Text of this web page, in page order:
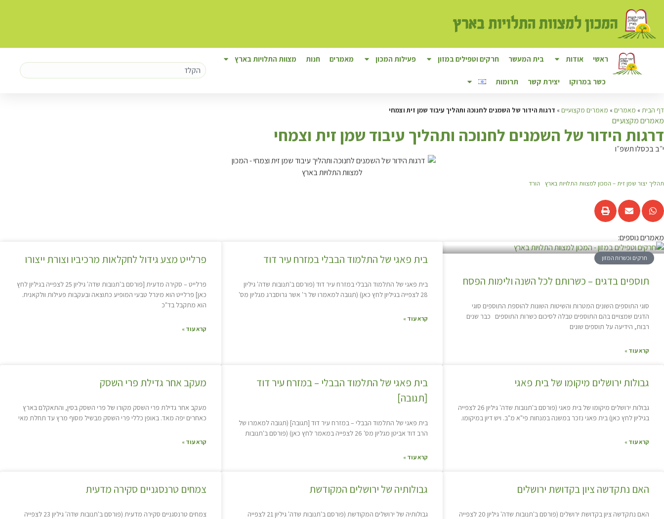
ראשי אודות בית המעשר חרקים וטפילים במזון פעילות המכון מאמרים חנות מצוות התלויות בארץ
כשר במרוקו יצירת קשר תרומות
דף הבית » מאמרים » מאמרים מקצועיים » דרגות הידור של השמנים לחנוכה ותהליך עיבוד שמן זית וצמחי
מאמרים מקצועיים
דרגות הידור של השמנים לחנוכה ותהליך עיבוד שמן זית וצמחי
י״ב בכסלו תשפ״ו
תהליך יצור שמן זית – המכון למצוות התלויות בארץ הורד
מאמרים נוספים:
חרקים וכשרות המזון
תוספים בדגים – כשרותם לכל השנה ולימות הפסח
סוגי התוספים השונים המטרות והשיטות השונות להוספת התוספים סוגי
הדגים שמצויים בהם התוספים טבלה לסיכום כשרות התוספים כבר שנים
רבות, הידיעה על תוספים שונים
קרא עוד »
בית פאגי של התלמוד הבבלי במזרח עיר דוד
בית פאגי של התלמוד הבבלי במזרח עיר דוד (פורסם ב'תנובות שדה' גיליון
28 לצפייה בגיליון לחץ כאן) (תגובה למאמרו של ר' אשר גרוסברג מגליון מס'
קרא עוד »
פרלייט מצע גידול לחקלאות מרכיביו וצורת ייצורו
פרלייט – סקירה מדעית [פורסם ב'תנובות שדה' גיליון 25 לצפייה בגיליון לחץ
כאן] פרלייט הוא מינרל טבעי המופיע כתוצאה ובעקבות פעילות וולקאנית.
הוא מתקבל בד"כ
קרא עוד »
גבולות ירושלים מיקומו של בית פאגי
גבולות ירושלים מיקומו של בית פאגי (פורסם ב'תנובות שדה' גיליון 26 לצפייה
בגיליון לחץ כאן) בית פאגי נזכר במשנה במנחות פי"א מ"ב. ויש דיון במיקומו.
קרא עוד »
בית פאגי של התלמוד הבבלי – במזרח עיר דוד
[תגובה]
בית פאגי של התלמוד הבבלי – במזרח עיר דוד [תגובה] (תגובה למאמרו של
הרב דוד אביטן מגליון מס' 26 לצפייה במאמר לחץ כאן) (פורסם ב'תנובות
קרא עוד »
מעקב אחר גדילת פרי השסק
מעקב אחר גדילת פרי השסק מקורו של פרי השסק בסין, והתאקלם בארץ
כאחרים יפה מאד. באופן כללי פרי השסק מבשיל מסוף מרץ עד תחלת מאי
קרא עוד »
האם נתקדשה ציון בקדושת ירושלים
האם נתקדשה ציון בקדושת ירושלים (פורסם ב'תנובות שדה' גיליון 20 לצפייה
גבולותיה של ירושלים המקודשת
גבולותיה של ירושלים המקודשת (פורסם ב'תנובות שדה' גיליון 21 לצפייה
צמחים טרנסגניים סקירה מדעית
צמחים טרנסגניים סקירה מדעית (פורסם ב'תנובות שדה' גיליון 23 לצפייה